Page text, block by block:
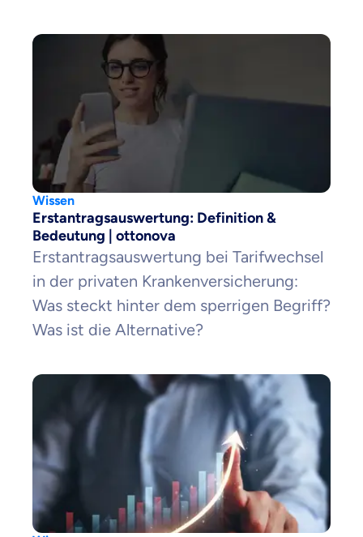
Wissen
Erstantragsauswertung: Definition &
Bedeutung | ottonova
Erstantragsauswertung bei Tarifwechsel
in der privaten Krankenversicherung:
Was steckt hinter dem sperrigen Begriff?
Was ist die Alternative?